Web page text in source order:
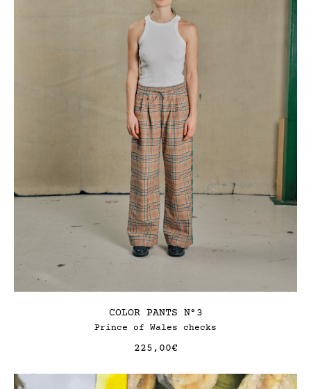
COLOR PANTS N°3
Prince of Wales checks
225,00€